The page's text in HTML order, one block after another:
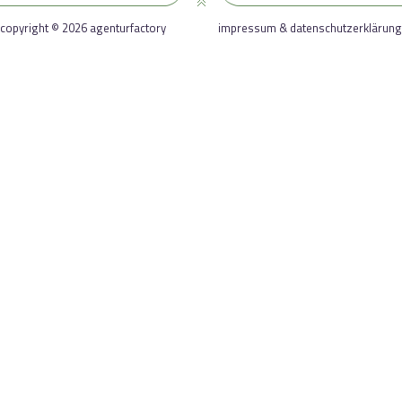
copyright © 2026 agenturfactory impressum & datenschutzerklärung